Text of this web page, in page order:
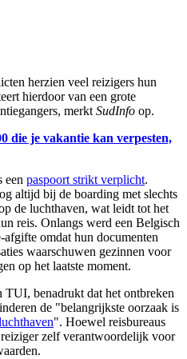
herzien veel reizigers hun
hierdoor van een grote
merkt SudInfo op.
die je vakantie kan verpesten,
een paspoort strikt verplicht.
altijd bij de boarding met slechts
de luchthaven, wat leidt tot het
reis. Onlangs werd een Belgisch
omdat hun documenten
waarschuwen gezinnen voor
op het laatste moment.
TUI, benadrukt dat het ontbreken
de "belangrijkste oorzaak is
". Hoewel reisbureaus
zelf verantwoordelijk voor